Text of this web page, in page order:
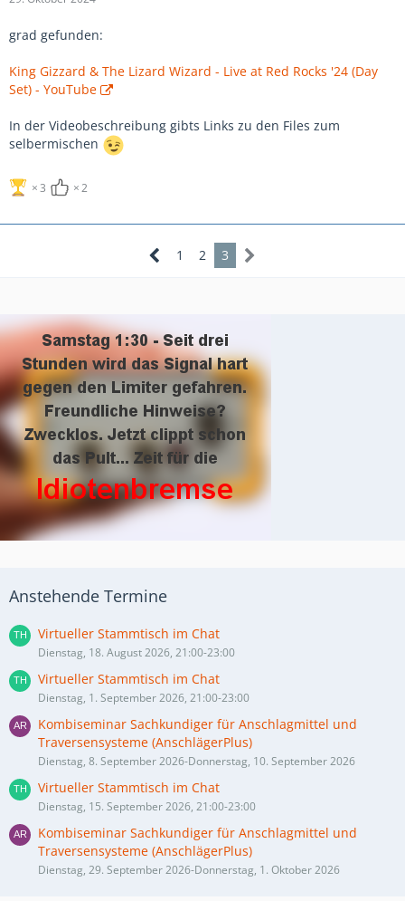
grad gefunden:
King Gizzard & The Lizard Wizard - Live at Red Rocks '24 (Day
Set) - YouTube
In der Videobeschreibung gibts Links zu den Files zum
selbermischen
3 2
1 2 3
Anstehende Termine
Virtueller Stammtisch im Chat
Dienstag, 18. August 2026, 21:00-23:00
Virtueller Stammtisch im Chat
Dienstag, 1. September 2026, 21:00-23:00
Kombiseminar Sachkundiger für Anschlagmittel und
Traversensysteme (AnschlägerPlus)
Dienstag, 8. September 2026-Donnerstag, 10. September 2026
Virtueller Stammtisch im Chat
Dienstag, 15. September 2026, 21:00-23:00
Kombiseminar Sachkundiger für Anschlagmittel und
Traversensysteme (AnschlägerPlus)
Dienstag, 29. September 2026-Donnerstag, 1. Oktober 2026